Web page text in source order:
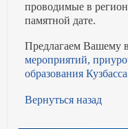
проводимые в
памятной дате.
Предлагаем Вашему
мероприятий,
образования Кузбасса
Вернуться назад